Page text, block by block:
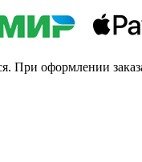
При оформлении